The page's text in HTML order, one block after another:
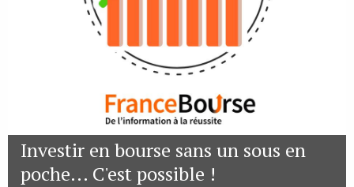
Investir en bourse sans un sous en
poche... C'est possible !